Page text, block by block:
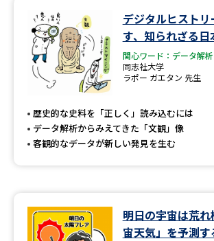
デジタルヒスト
す、知られざる日
関心ワード：データ解析
同志社大学
ラポー ガエタン 先生
歴史的な史料を「正しく」読み込むには
データ解析からみえてきた「文観」像
客観的なデータが新しい発見を生む
明日の宇宙は荒
宙天気」を予測す